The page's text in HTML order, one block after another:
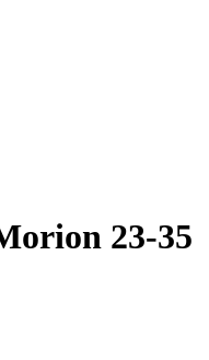
23-35